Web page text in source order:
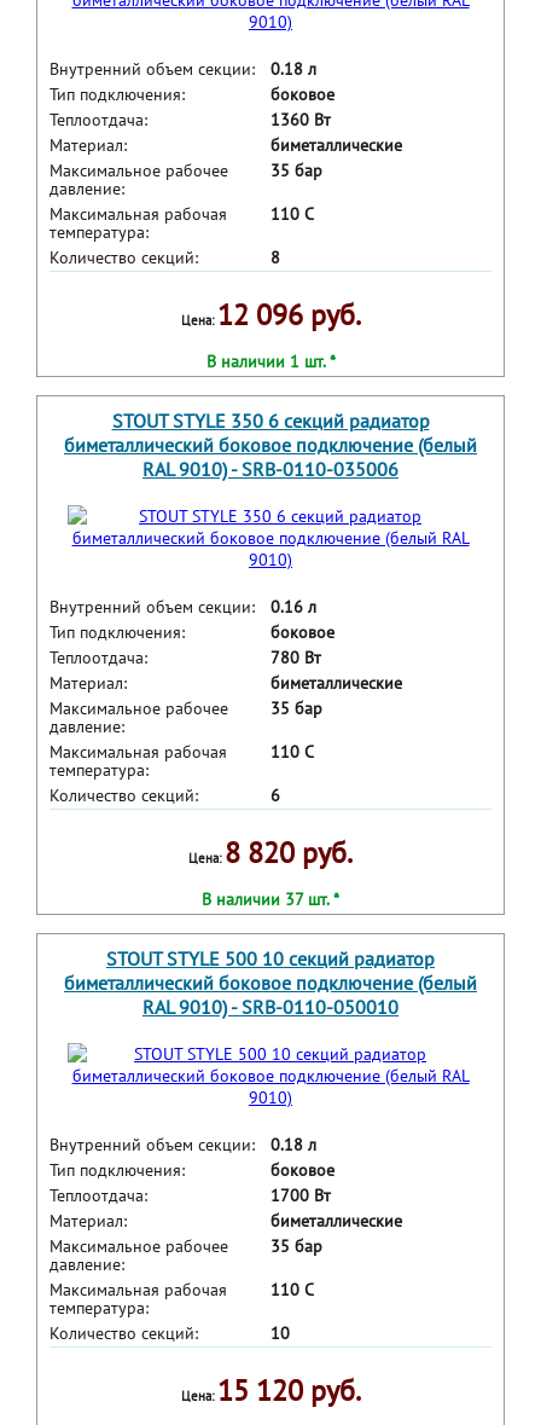
Внутренний объем секции:
0.18 л
Тип подключения:
боковое
Теплоотдача:
1360 Вт
Материал:
биметаллические
Максимальное рабочее
давление:
35 бар
Максимальная рабочая
температура:
110 С
Количество секций:
8
Цена: 12 096 руб.
В наличии 1 шт. *
STOUT STYLE 350 6 секций радиатор
биметаллический боковое подключение (белый
RAL 9010) - SRB-0110-035006
Внутренний объем секции:
0.16 л
Тип подключения:
боковое
Теплоотдача:
780 Вт
Материал:
биметаллические
Максимальное рабочее
давление:
35 бар
Максимальная рабочая
температура:
110 С
Количество секций:
6
Цена: 8 820 руб.
В наличии 37 шт. *
STOUT STYLE 500 10 секций радиатор
биметаллический боковое подключение (белый
RAL 9010) - SRB-0110-050010
Внутренний объем секции:
0.18 л
Тип подключения:
боковое
Теплоотдача:
1700 Вт
Материал:
биметаллические
Максимальное рабочее
давление:
35 бар
Максимальная рабочая
температура:
110 С
Количество секций:
10
Цена: 15 120 руб.